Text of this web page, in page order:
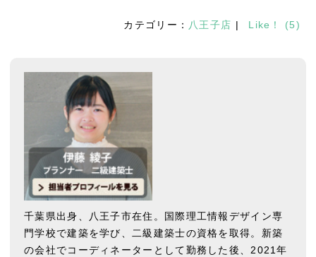
カテゴリー： 八王子店 | Like！ (5)
千葉県出身、八王子市在住。国際理工情報デザイン専
門学校で建築を学び、二級建築士の資格を取得。新築
の会社でコーディネーターとして勤務した後、2021年